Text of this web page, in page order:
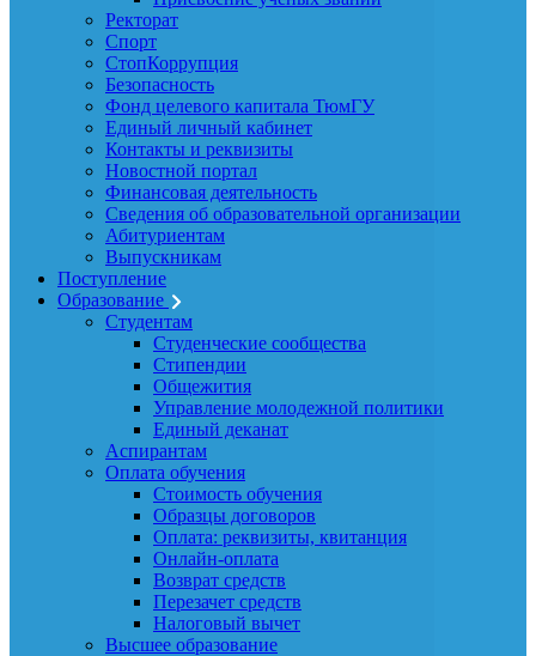
Ректорат
Спорт
СтопКоррупция
Безопасность
Фонд целевого капитала ТюмГУ
Единый личный кабинет
Контакты и реквизиты
Новостной портал
Финансовая деятельность
Сведения об образовательной организации
Абитуриентам
Выпускникам
Поступление
Образование
Студентам
Студенческие сообщества
Стипендии
Общежития
Управление молодежной политики
Единый деканат
Аспирантам
Оплата обучения
Стоимость обучения
Образцы договоров
Оплата: реквизиты, квитанция
Онлайн-оплата
Возврат средств
Перезачет средств
Налоговый вычет
Высшее образование